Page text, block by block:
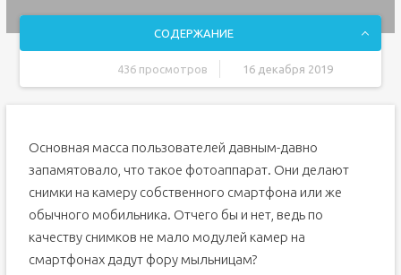
СОДЕРЖАНИЕ
436 просмотров 16 декабря 2019
Другой способ скинуть фото с телефона на компьютер
Как перекинуть фото с телефона на компьютер без
шнура
Передаём фото через интернет (социальные сети).
Передаём фото через интернет (мобильные
мессенджеры).
Передаём фото через Bluetooth
Основная масса пользователей давным-давно
запамятовало, что такое фотоаппарат. Они делают
снимки на камеру собственного смартфона или же
обычного мобильника. Отчего бы и нет, ведь по
качеству снимков не мало модулей камер на
смартфонах дадут фору мыльницам?